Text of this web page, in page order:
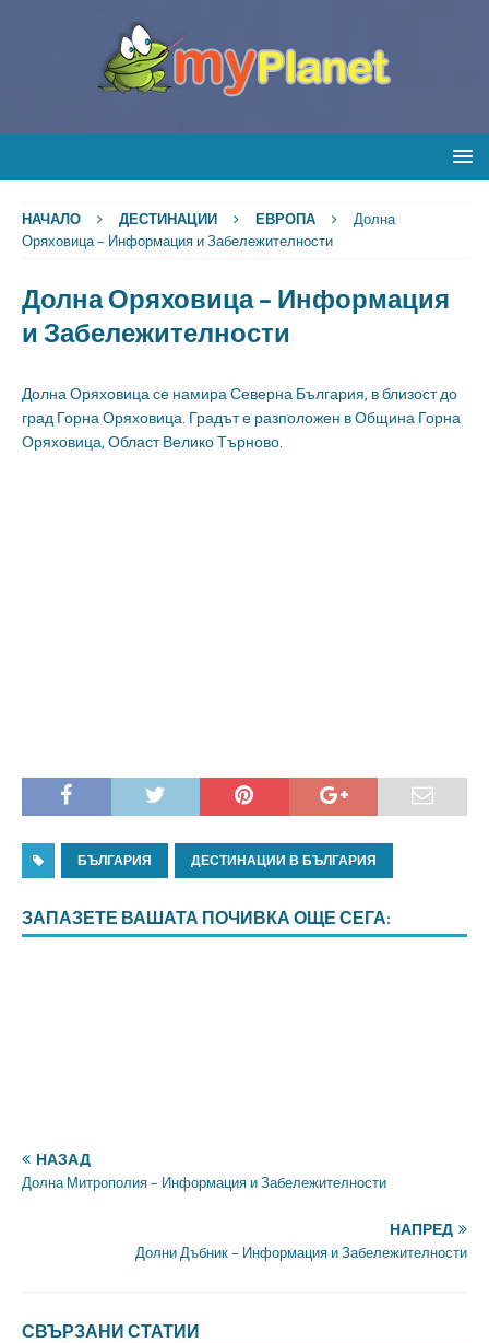
НАЧАЛО ДЕСТИНАЦИИ ЕВРОПА
Долна
Оряховица – Информация и Забележителности
Долна Оряховица – Информация
и Забележителности
Долна Оряховица се намира Северна България, в близост до
град Горна Оряховица. Градът е разположен в Община Горна
Оряховица, Област Велико Търново.
БЪЛГАРИЯ ДЕСТИНАЦИИ В БЪЛГАРИЯ
ЗАПАЗЕТЕ ВАШАТА ПОЧИВКА ОЩЕ СЕГА:
НАЗАД
Долна Митрополия – Информация и Забележителности
НАПРЕД
Долни Дъбник – Информация и Забележителности
СВЪРЗАНИ СТАТИИ